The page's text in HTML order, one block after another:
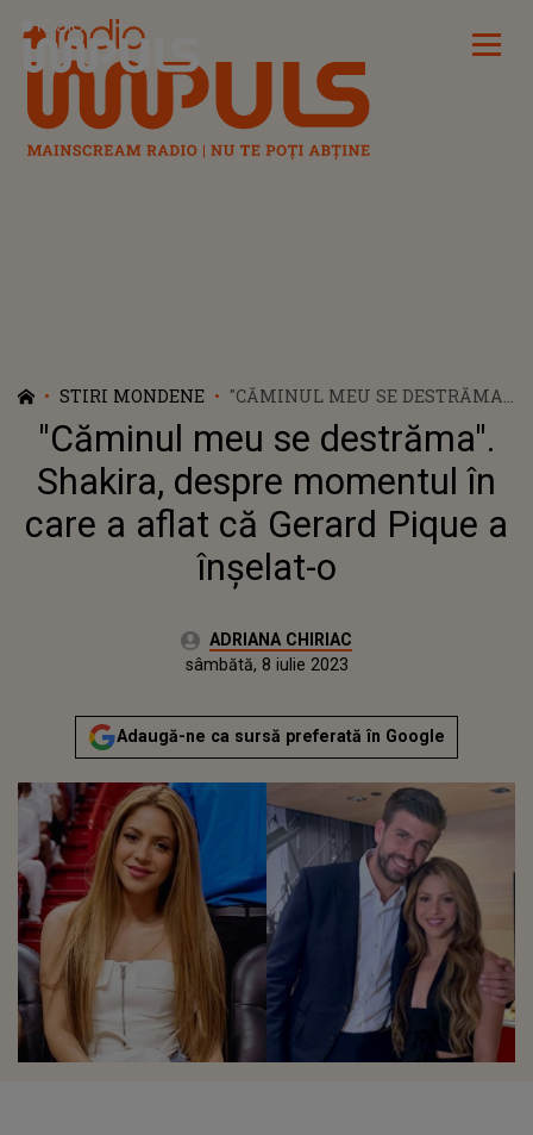
Radio Impuls
STIRI MONDENE
"CĂMINUL MEU SE DESTRĂMA".
SHAKIRA, DESPRE MOMENTUL
ÎN CARE A AFLAT CĂ GERARD
PIQUE A ÎNȘELAT-O
"Căminul meu se destrăma".
Shakira, despre momentul în
care a aflat că Gerard Pique a
înșelat-o
Autor:ADRIANA CHIRIAC
Actualizat:
sâmbătă, 8 iulie 2023
Adaugă-ne ca sursă preferată în Google